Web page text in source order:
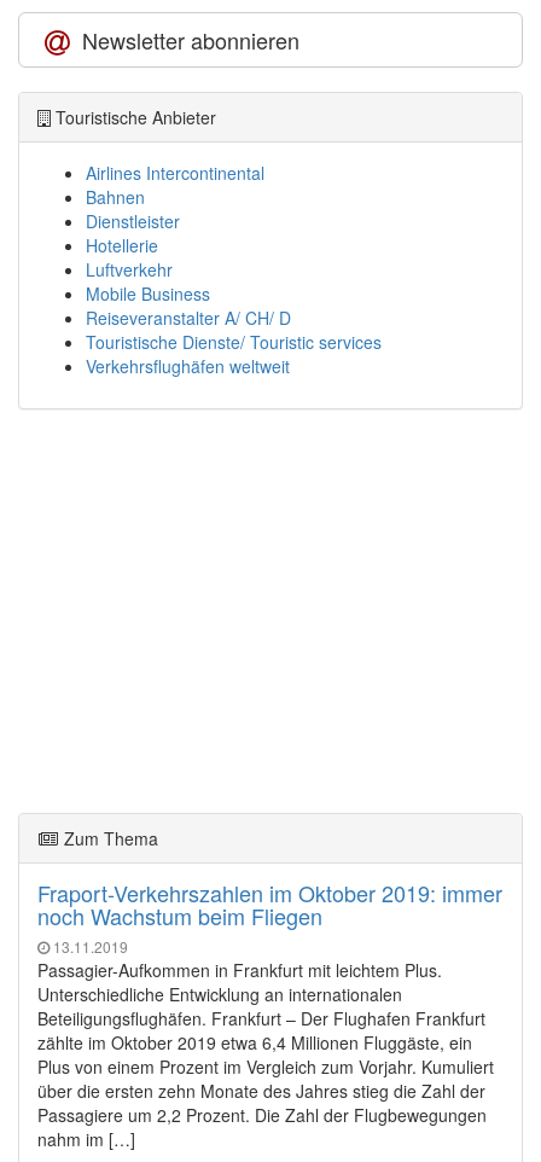
Newsletter abonnieren
Touristische Anbieter
Airlines Intercontinental
Bahnen
Dienstleister
Hotellerie
Luftverkehr
Mobile Business
Reiseveranstalter A/ CH/ D
Touristische Dienste/ Touristic services
Verkehrsflughäfen weltweit
Zum Thema
Fraport-Verkehrszahlen im Oktober 2019: immer
noch Wachstum beim Fliegen
13.11.2019
Passagier-Aufkommen in Frankfurt mit leichtem Plus.
Unterschiedliche Entwicklung an internationalen
Beteiligungsflughäfen. Frankfurt – Der Flughafen Frankfurt
zählte im Oktober 2019 etwa 6,4 Millionen Fluggäste, ein
Plus von einem Prozent im Vergleich zum Vorjahr. Kumuliert
über die ersten zehn Monate des Jahres stieg die Zahl der
Passagiere um 2,2 Prozent. Die Zahl der Flugbewegungen
nahm im […]